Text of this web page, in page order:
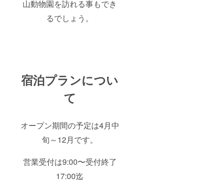
山動物園を訪れる事もでき
るでしょう。
宿泊プランについ
て
オープン期間の予定は4月中
旬～12月です。
営業受付は9:00〜受付終了
17:00迄